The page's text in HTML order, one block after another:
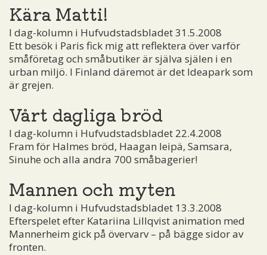
Kära Matti!
I dag-kolumn i Hufvudstadsbladet 31.5.2008
Ett besök i Paris fick mig att reflektera över varför
småföretag och småbutiker är själva själen i en
urban miljö. I Finland däremot är det Ideapark som
är grejen.
Vårt dagliga bröd
I dag-kolumn i Hufvudstadsbladet 22.4.2008
Fram för Halmes bröd, Haagan leipä, Samsara,
Sinuhe och alla andra 700 småbagerier!
Mannen och myten
I dag-kolumn i Hufvudstadsbladet 13.3.2008
Efterspelet efter Katariina Lillqvist animation med
Mannerheim gick på övervarv – på bägge sidor av
fronten.